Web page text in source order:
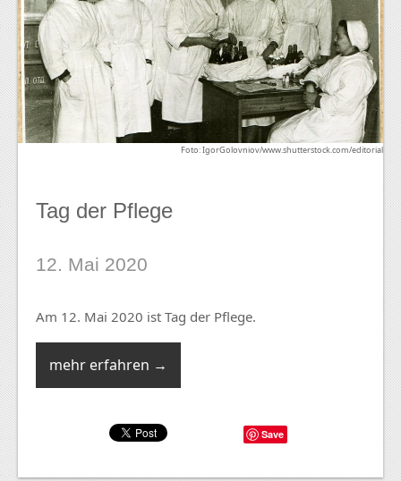
Foto: IgorGolovniov/www.shutterstock.com/editorial
Tag der Pflege
12. Mai 2020
Am 12. Mai 2020 ist Tag der Pflege.
mehr erfahren →
Save